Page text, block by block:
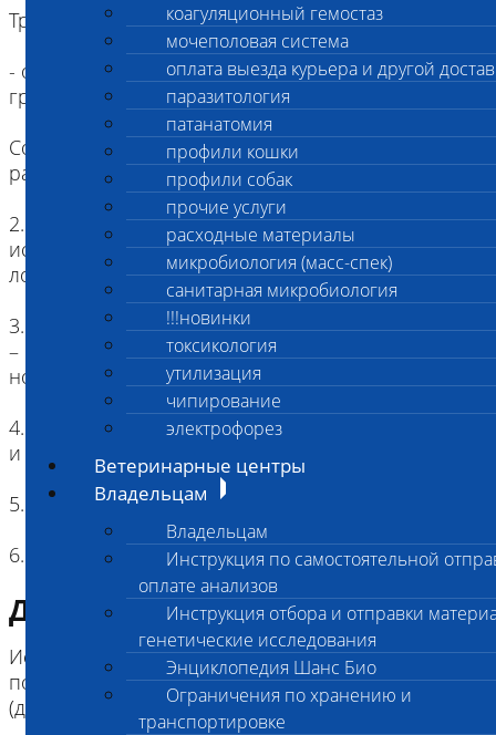
коагуляционный гемостаз
мочеполовая система
оплата выезда курьера и другой
паразитология
патанатомия
профили кошки
профили собак
прочие услуги
расходные материалы
микробиология (масс-спек)
санитарная микробиология
!!!новинки
токсикология
утилизация
чипирование
электрофорез
Ветеринарные центры
Владельцам
Владельцам
Инструкция по самостоятельной
оплате анализов
Инструкция отбора и отправки
генетические исследования
Энциклопедия Шанс Био
Ограничения по хранению и
транспортировке
Требования к пробе:
- образец шерсти животного, минимально 1
грамм
Собрать шерсть с ХОЛКИ животного при помощи
расчески или состричь.
2. Необходимое количество биоматериала для
исследования составляет 1 г (полная десертная
ложка).
3. Если шерсть короткая, и счесать ее не удается
– состричь необходимый объем при помощи
ножниц.
4. Шерсть выстригают непосредственно от корня
и объединяют в пучок толщиной 2-3 мм.
5. Шерсть должна быть чистой
6. Поместить пучок шерсти в бумажный конверт
Диагностическая информация
Исследование ипользуется только при
подозрении на хроническую интоксикацию
(длительностью более 3-х месяцев)